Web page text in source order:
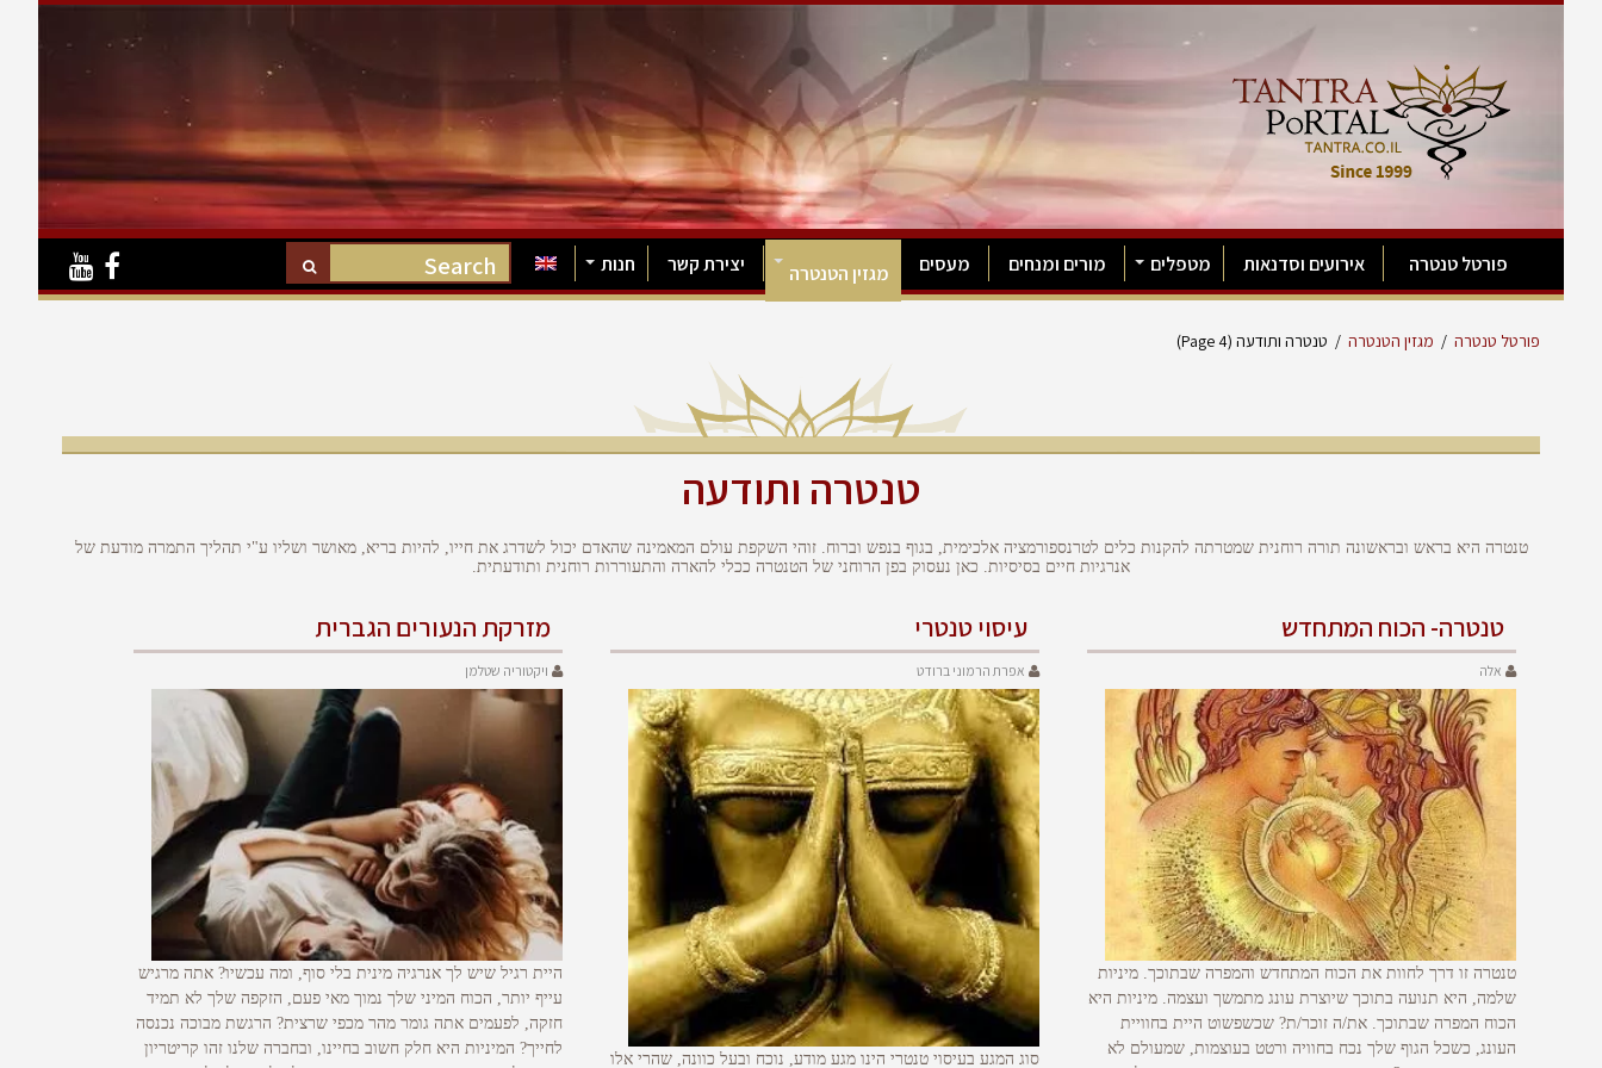
פורטל טנטרה אירועים וסדנאות מטפלים מורים ומנחים מעסים מגזין הטנטרה יצירת קשר חנות
פורטל טנטרה / מגזין הטנטרה / טנטרה ותודעה (Page 4)
טנטרה ותודעה
טנטרה היא בראש ובראשונה תורה רוחנית שמטרתה להקנות כלים לטרנספורמציה אלכימית, בגוף בנפש וברוח. זוהי השקפת עולם המאמינה שהאדם יכול לשדרג את חייו, להיות בריא, מאושר ושליו ע"י תהליך התמרה מודעת של
אנרגיות חיים בסיסיות. כאן נעסוק בפן הרוחני של הטנטרה ככלי להארה והתעוררות רוחנית ותודעתית.
טנטרה- הכוח המתחדש
אלה
טנטרה זו דרך לחוות את הכוח המתחדש והמפרה שבתוכך. מיניות
שלמה, היא תנועה בתוכך שיוצרת עונג מתמשך ועצמה. מיניות היא
הכוח המפרה שבתוכך. את/ה זוכר/ת? שכשפשוט היית בחוויית
העונג, כשכל הגוף שלך נכח בחוויה ורטט בעוצמות, שמעולם לא
עיסוי טנטרי
אפרת הרמוני ברודט
סוג המגע בעיסוי טנטרי הינו מגע מודע, נוכח ובעל כוונה, שהרי אלו
מזרקת הנעורים הגברית
ויקטוריה שטלמן
היית רגיל שיש לך אנרגיה מינית בלי סוף, ומה עכשיו? אתה מרגיש
עייף יותר, הכוח המיני שלך נמוך מאי פעם, הזקפה שלך לא תמיד
חזקה, לפעמים אתה גומר מהר מכפי שרצית? הרגשת מבוכה נכנסה
לחייך? המיניות היא חלק חשוב בחיינו, ובחברה שלנו זהו קריטריון